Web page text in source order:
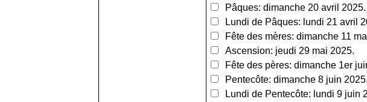
Pâques: dimanche 20 avril 2025.
Lundi de Pâques: lundi 21 avril
Fête des mères: dimanche 11
Ascension: jeudi 29 mai 2025.
Fête des pères: dimanche 1er
Pentecôte: dimanche 8 juin 2025.
Lundi de Pentecôte: lundi 9 juin